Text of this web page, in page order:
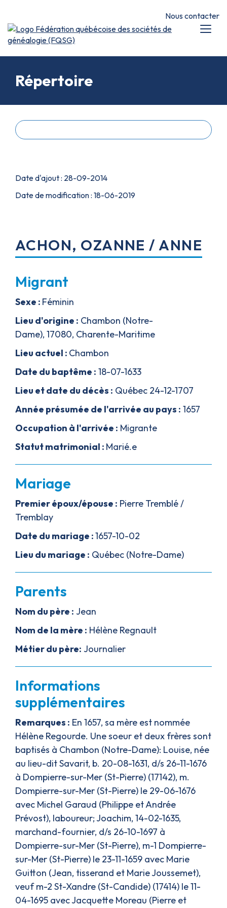
Nous contacter
Répertoire
Date d'ajout : 28-09-2014
Date de modification : 18-06-2019
ACHON, OZANNE / ANNE
Migrant
Sexe : Féminin
Lieu d'origine : Chambon (Notre-
Dame), 17080, Charente-Maritime
Lieu actuel : Chambon
Date du baptême : 18-07-1633
Lieu et date du décès : Québec 24-12-1707
Année présumée de l'arrivée au pays : 1657
Occupation à l'arrivée : Migrante
Statut matrimonial : Marié.e
Mariage
Premier époux/épouse : Pierre Tremblé /
Tremblay
Date du mariage :1657-10-02
Lieu du mariage : Québec (Notre-Dame)
Parents
Nom du père : Jean
Nom de la mère : Hélène Regnault
Métierdu père: Journalier
Informations
supplémentaires
Remarques : En 1657, sa mère est nommée
Hélène Regourde. Une soeur et deux frères sont
baptisés à Chambon (Notre-Dame): Louise, née
au lieu-dit Savarit, b. 20-08-1631, d/s 26-11-1676
à Dompierre-sur-Mer (St-Pierre) (17142), m.
Dompierre-sur-Mer (St-Pierre) le 29-06-1676
avec Michel Garaud (Philippe et Andrée
Prévost), laboureur; Joachim, 14-02-1635,
marchand-fournier, d/s 26-10-1697 à
Dompierre-sur-Mer (St-Pierre), m-1 Dompierre-
sur-Mer (St-Pierre) le 23-11-1659 avec Marie
Guitton (Jean, tisserand et Marie Joussemet),
veuf m-2 St-Xandre (St-Candide) (17414) le 11-
04-1695 avec Jacquette Moreau (Pierre et